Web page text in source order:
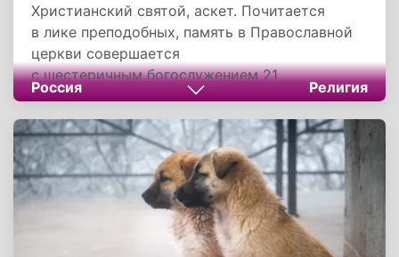
Христианский святой, аскет. Почитается
в лике преподобных, память в Православной
церкви совершается
с шестеричным богослужением 21
октября (3 ноября), в Католической церкви 21
октября. Преподобный усиленно боролся с
нечистыми помыслами, смущавшими ум и
распалявшими плоть, побеждая их тяжёлым
трудом, постом и прилежной молитвой.
Россия Религия